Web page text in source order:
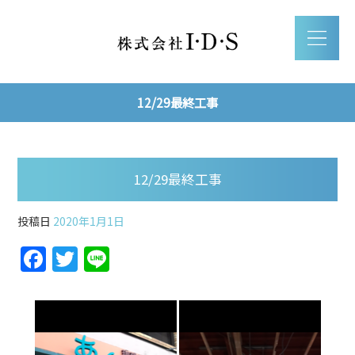
12/29最終工事
12/29最終工事
投稿日 2020年1月1日
F
c
e
T
itt
er
e